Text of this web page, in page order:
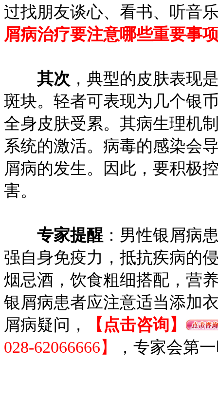
过找朋友谈心、看书、听音
屑病治疗要注意哪些重要事
其次 ，典型的皮肤表现
斑块。轻者可表现为几个银
全身皮肤受累。其病生理机
系统的激活。病毒的感染会
屑病的发生。因此，要积极
害。
专家提醒 ：男性银屑病
强自身免疫力，抵抗疾病的
烟忌酒，饮食粗细搭配，营
银屑病患者应注意适当添加
屑病疑问，
【点击咨询】
028-62066666】
，专家会第